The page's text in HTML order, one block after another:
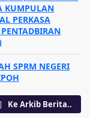
KUMPULAN
PERKASA
SPRM NEGERI
Ke Arkib Berita..